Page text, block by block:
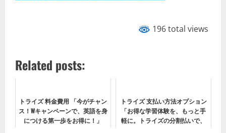
196 total views
Related posts:
トライズ 料金費用 「今がチャン
ス！Wキャンペーンで、英語を身
につける第一歩をお得に！」
トライズ 支払い方法オプション
「お得な学習体験を、もっと手
軽に。トライズの分割払いで、